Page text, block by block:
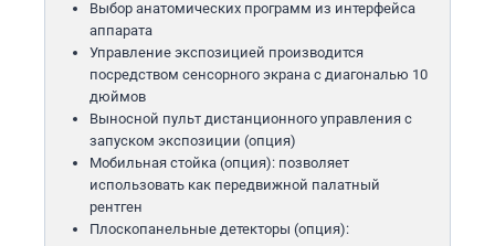
Выбор анатомических программ из интерфейса
аппарата
Управление экспозицией производится
посредством сенсорного экрана с диагональю 10
дюймов
Выносной пульт дистанционного управления с
запуском экспозиции (опция)
Мобильная стойка (опция): позволяет
использовать как передвижной палатный
рентген
Плоскопанельные детекторы (опция):